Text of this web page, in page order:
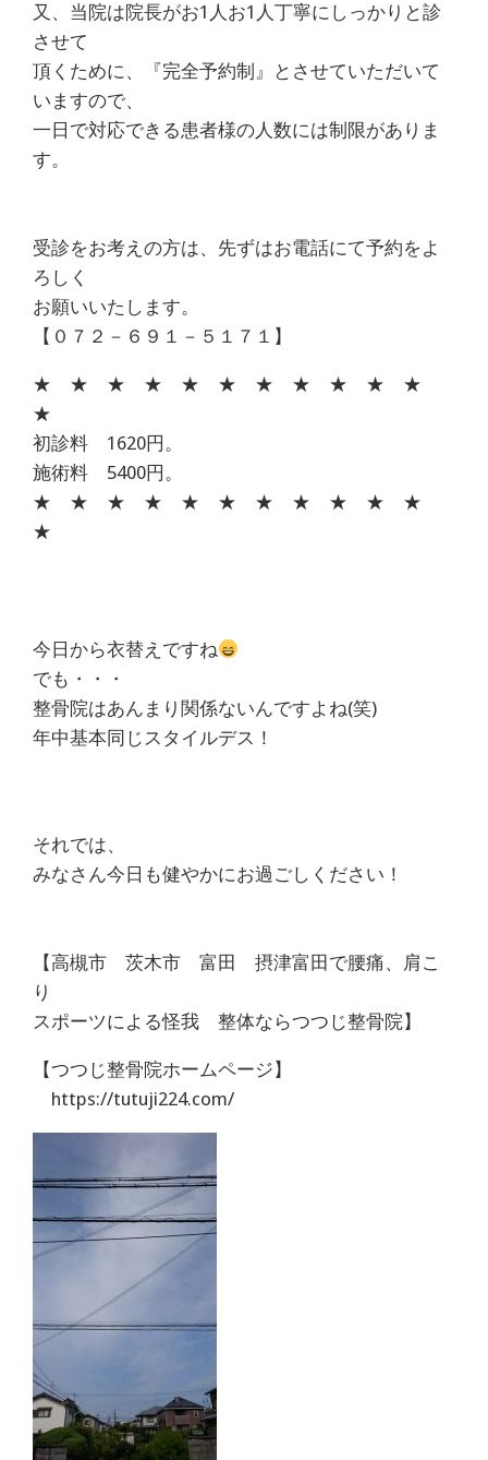
又、当院は院長がお1人お1人丁寧にしっかりと診
させて
頂くために、『完全予約制』とさせていただいて
いますので、
一日で対応できる患者様の人数には制限がありま
す。
受診をお考えの方は、先ずはお電話にて予約をよ
ろしく
お願いいたします。
【０７２－６９１－５１７１】
★ ★ ★ ★ ★ ★ ★ ★ ★ ★ ★
★
初診料 1620円。
施術料 5400円。
★ ★ ★ ★ ★ ★ ★ ★ ★ ★ ★
★
今日から衣替えですね
でも・・・
整骨院はあんまり関係ないんですよね(笑)
年中基本同じスタイルデス！
それでは、
みなさん今日も健やかにお過ごしください！
【高槻市 茨木市 富田 摂津富田で腰痛、肩こ
り
スポーツによる怪我 整体ならつつじ整骨院】
【つつじ整骨院ホームページ】
https://tutuji224.com/